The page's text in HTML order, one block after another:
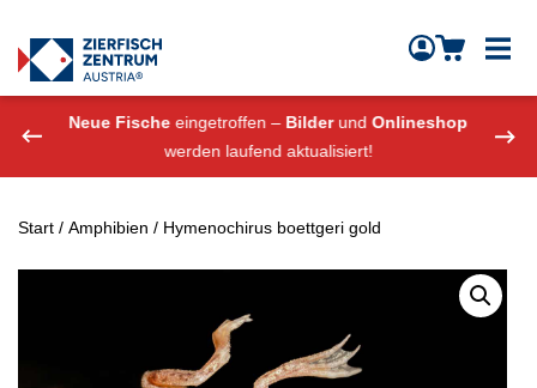
Zierfisch Aquarium Austria
Neue Fische eingetroffen – BilderundOnlineshop
werden laufend aktualisiert!
Start / Amphibien / Hymenochirus boettgeri gold